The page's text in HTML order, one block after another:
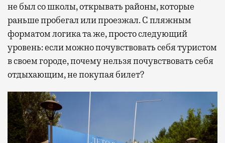
не был со школы, открывать районы, которые
раньше пробегал или проезжал. С пляжным
форматом логика та же, просто следующий
уровень: если можно почувствовать себя туристом
в своем городе, почему нельзя почувствовать себя
отдыхающим, не покупая билет?